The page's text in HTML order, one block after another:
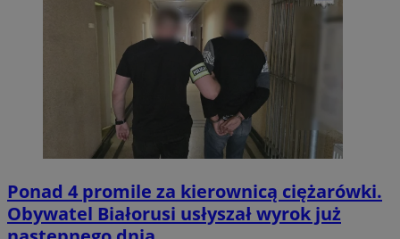
Ponad 4 promile za kierownicą ciężarówki.
Obywatel Białorusi usłyszał wyrok już